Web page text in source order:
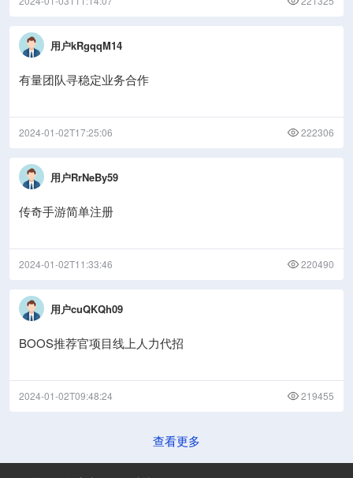
用户kRgqqM14
有量团队寻稳定业务合作
2024-01-02T17:25:06 222306
用户RrNeBy59
传奇手游简单注册
2024-01-02T11:33:46 220490
用户cuQKQh09
BOOS推荐官项目线上人力代招
2024-01-02T09:48:24 219455
查看更多